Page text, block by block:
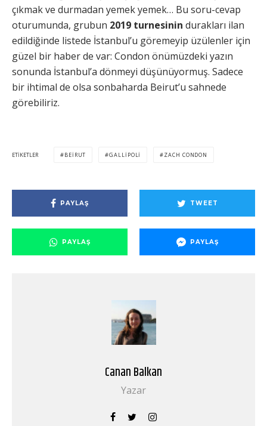
çıkmak ve durmadan yemek yemek… Bu soru-cevap
oturumunda, grubun 2019 turnesinin durakları ilan
edildiğinde listede İstanbul’u göremeyip üzülenler için
güzel bir haber de var: Condon önümüzdeki yazın
sonunda İstanbul’a dönmeyi düşünüyormuş. Sadece
bir ihtimal de olsa sonbaharda Beirut’u sahnede
görebiliriz.
ETIKETLER BEIRUT GALLIPOLI ZACH CONDON
PAYLAŞ TWEET
PAYLAŞ PAYLAŞ
Canan Balkan
Yazar